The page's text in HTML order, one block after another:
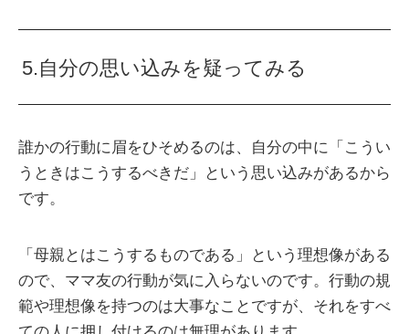
5.自分の思い込みを疑ってみる
誰かの行動に眉をひそめるのは、自分の中に「こうい
うときはこうするべきだ」という思い込みがあるから
です。
「母親とはこうするものである」という理想像がある
ので、ママ友の行動が気に入らないのです。行動の規
範や理想像を持つのは大事なことですが、それをすべ